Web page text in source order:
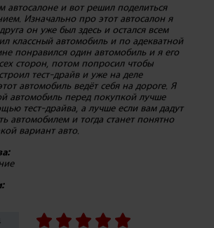
автосалоне и вот решил поделиться
Изначально про этот автосалон я
он уже был здесь и остался всем
классный автомобиль и по адекватной
понравился один автомобиль и я его
сторон, потом попросил чтобы
тест-драйв и уже на деле
автомобиль ведёт себя на дороге. Я
автомобиль перед покупкой лучше
тест-драйва, а лучше если вам дадут
автомобилем и тогда станет понятно
вариант авто.